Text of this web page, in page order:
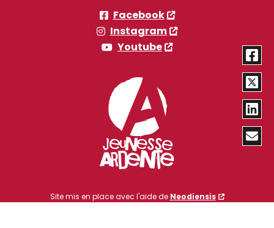
Facebook
Instagram
Youtube
Site mis en place avec l'aide de Neodiensis